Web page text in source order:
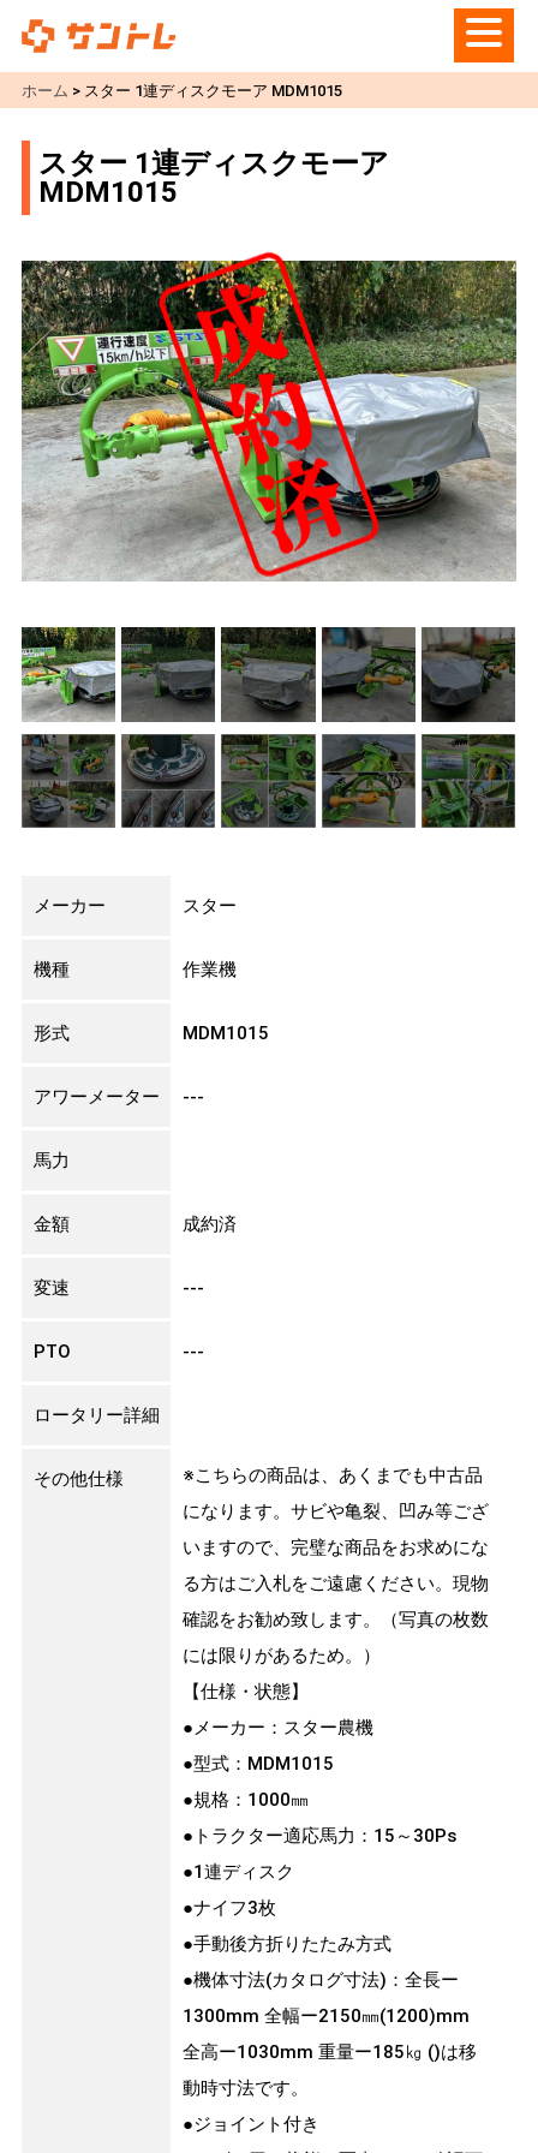
ホーム > スター 1連ディスクモーア MDM1015
スター 1連ディスクモーア
MDM1015
メーカー スター
機種 作業機
形式 MDM1015
アワーメーター ---
馬力
金額 成約済
変速 ---
PTO ---
ロータリー詳細
その他仕様
※こちらの商品は、あくまでも中古品
になります。サビや亀裂、凹み等ござ
いますので、完璧な商品をお求めにな
る方はご入札をご遠慮ください。現物
確認をお勧め致します。（写真の枚数
には限りがあるため。）
【仕様・状態】
●メーカー：スター農機
●型式：MDM1015
●規格：1000㎜
●トラクター適応馬力：15～30Ps
●1連ディスク
●ナイフ3枚
●手動後方折りたたみ方式
●機体寸法(カタログ寸法)：全長ー
1300mm 全幅ー2150㎜(1200)mm
全高ー1030mm 重量ー185㎏ ()は移
動時寸法です。
●ジョイント付き